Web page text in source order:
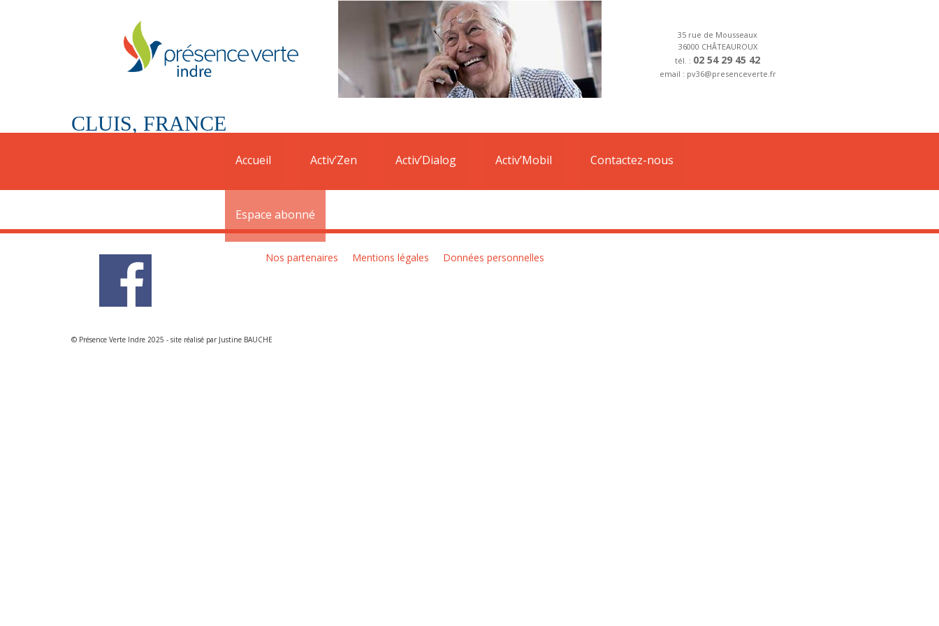
Accueil Activ’Zen Activ’Dialog Activ’Mobil Contactez-nous
Espace abonné
35 rue de Mousseaux
36000 CHÂTEAUROUX
tél. : 02 54 29 45 42
email : pv36@presenceverte.fr
CLUIS, FRANCE
Nos partenaires Mentions légales Données personnelles
© Présence Verte Indre 2025 - site réalisé par Justine BAUCHE